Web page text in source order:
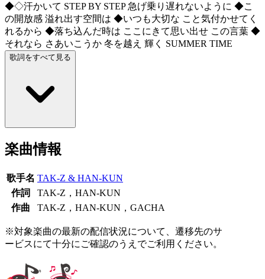
◆◇汗かいて STEP BY STEP 急げ乗り遅れないように ◆こ
の開放感 溢れ出す空間は ◆いつも大切な こと気付かせてく
れるから ◆落ち込んだ時は ここにきて思い出せ この言葉 ◆
それなら さあいこうか 冬を越え 輝く SUMMER TIME
歌詞をすべて見る
楽曲情報
歌手名 TAK-Z & HAN-KUN
作詞
TAK-Z，HAN-KUN
作曲
TAK-Z，HAN-KUN，GACHA
※対象楽曲の最新の配信状況について、遷移先のサ
ービスにて十分にご確認のうえでご利用ください。